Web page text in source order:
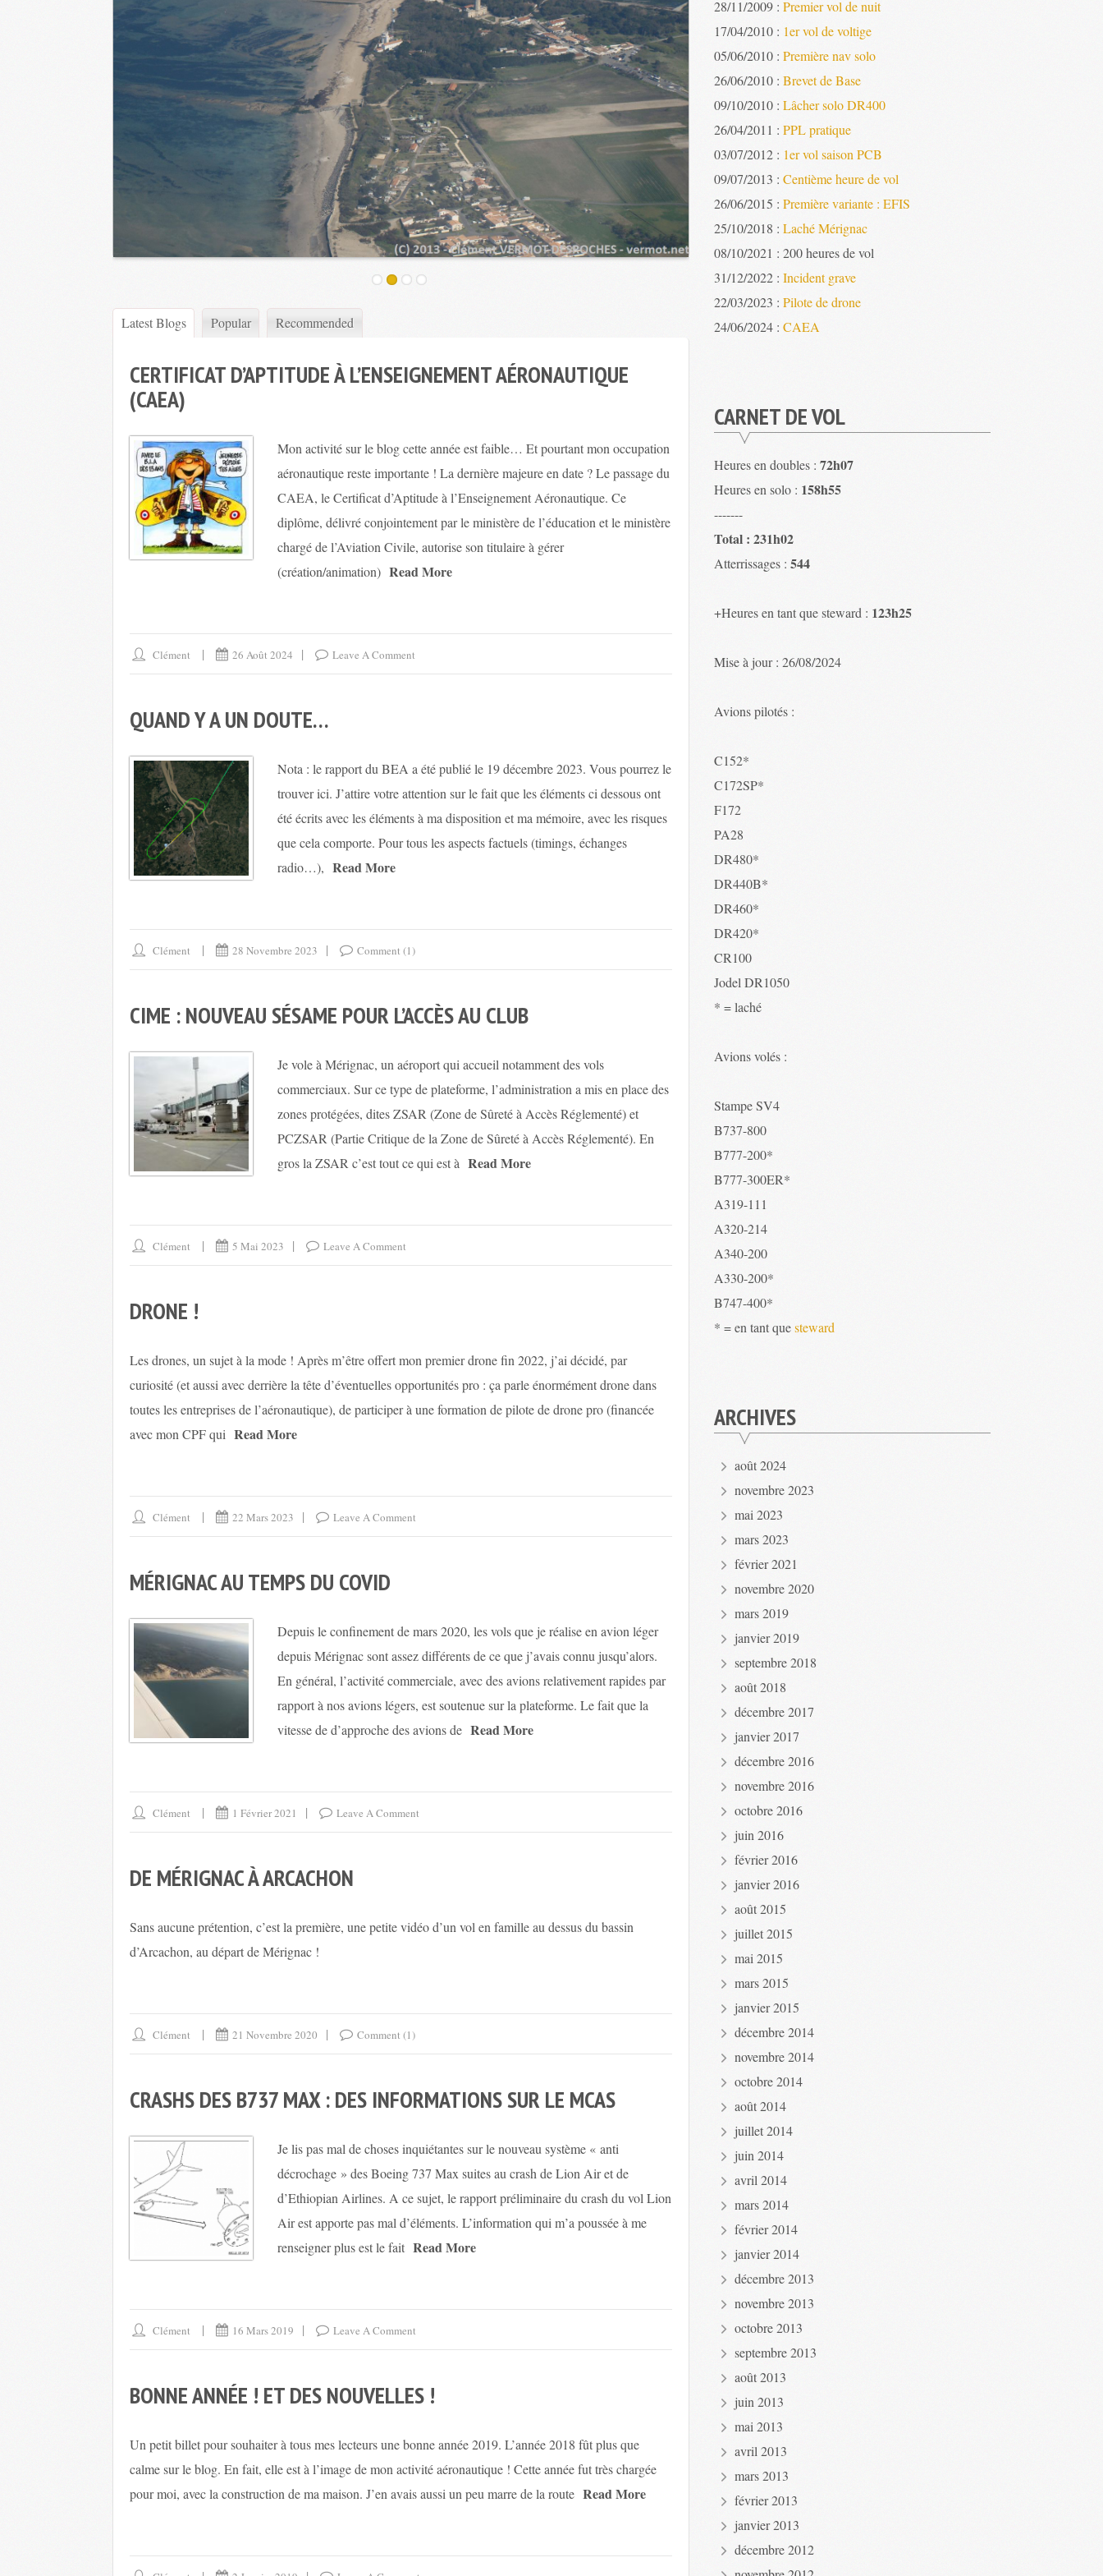
Latest Blogs Popular Recommended
CERTIFICAT D’APTITUDE À L’ENSEIGNEMENT AÉRONAUTIQUE
(CAEA)
Mon activité sur le blog cette année est faible… Et pourtant mon occupation
aéronautique reste importante ! La dernière majeure en date ? Le passage du
CAEA, le Certificat d’Aptitude à l’Enseignement Aéronautique. Ce
diplôme, délivré conjointement par le ministère de l’éducation et le ministère
chargé de l’Aviation Civile, autorise son titulaire à gérer
(création/animation) Read More
Clément 26 Août 2024 Leave A Comment
QUAND Y A UN DOUTE…
Nota : le rapport du BEA a été publié le 19 décembre 2023. Vous pourrez le
trouver ici. J’attire votre attention sur le fait que les éléments ci dessous ont
été écrits avec les éléments à ma disposition et ma mémoire, avec les risques
que cela comporte. Pour tous les aspects factuels (timings, échanges
radio…), Read More
Clément 28 Novembre 2023 Comment (1)
CIME : NOUVEAU SÉSAME POUR L’ACCÈS AU CLUB
Je vole à Mérignac, un aéroport qui accueil notamment des vols
commerciaux. Sur ce type de plateforme, l’administration a mis en place des
zones protégées, dites ZSAR (Zone de Sûreté à Accès Réglementé) et
PCZSAR (Partie Critique de la Zone de Sûreté à Accès Réglementé). En
gros la ZSAR c’est tout ce qui est à Read More
Clément 5 Mai 2023 Leave A Comment
DRONE !
Les drones, un sujet à la mode ! Après m’être offert mon premier drone fin 2022, j’ai décidé, par
curiosité (et aussi avec derrière la tête d’éventuelles opportunités pro : ça parle énormément drone dans
toutes les entreprises de l’aéronautique), de participer à une formation de pilote de drone pro (financée
avec mon CPF qui Read More
Clément 22 Mars 2023 Leave A Comment
MÉRIGNAC AU TEMPS DU COVID
Depuis le confinement de mars 2020, les vols que je réalise en avion léger
depuis Mérignac sont assez différents de ce que j’avais connu jusqu’alors.
En général, l’activité commerciale, avec des avions relativement rapides par
rapport à nos avions légers, est soutenue sur la plateforme. Le fait que la
vitesse de d’approche des avions de Read More
Clément 1 Février 2021 Leave A Comment
DE MÉRIGNAC À ARCACHON
Sans aucune prétention, c’est la première, une petite vidéo d’un vol en famille au dessus du bassin
d’Arcachon, au départ de Mérignac !
Clément 21 Novembre 2020 Comment (1)
CRASHS DES B737 MAX : DES INFORMATIONS SUR LE MCAS
Je lis pas mal de choses inquiétantes sur le nouveau système « anti
décrochage » des Boeing 737 Max suites au crash de Lion Air et de
d’Ethiopian Airlines. A ce sujet, le rapport préliminaire du crash du vol Lion
Air est apporte pas mal d’éléments. L’information qui m’a poussée à me
renseigner plus est le fait Read More
Clément 16 Mars 2019 Leave A Comment
BONNE ANNÉE ! ET DES NOUVELLES !
Un petit billet pour souhaiter à tous mes lecteurs une bonne année 2019. L’année 2018 fût plus que
calme sur le blog. En fait, elle est à l’image de mon activité aéronautique ! Cette année fut très chargée
pour moi, avec la construction de ma maison. J’en avais aussi un peu marre de la route Read More
28/11/2009 :Premier vol de nuit
17/04/2010 : 1er vol de voltige
05/06/2010 :Première nav solo
26/06/2010 :Brevet de Base
09/10/2010 :Lâcher solo DR400
26/04/2011 :PPL pratique
03/07/2012 : 1er vol saison PCB
09/07/2013 :Centième heure de vol
26/06/2015 :Première variante : EFIS
25/10/2018 :Laché Mérignac
08/10/2021 : 200 heures de vol
31/12/2022 :Incident grave
22/03/2023 :Pilote de drone
24/06/2024 :CAEA
CARNET DE VOL
Heures en doubles :72h07
Heures en solo : 158h55
-------
Total : 231h02
Atterrissages :544
+Heures en tant que steward : 123h25
Mise à jour : 26/08/2024
Avions pilotés :
C152*
C172SP*
F172
PA28
DR480*
DR440B*
DR460*
DR420*
CR100
Jodel DR1050
* = laché
Avions volés :
Stampe SV4
B737-800
B777-200*
B777-300ER*
A319-111
A320-214
A340-200
A330-200*
B747-400*
* = en tant questeward
ARCHIVES
août 2024
novembre 2023
mai 2023
mars 2023
février 2021
novembre 2020
mars 2019
janvier 2019
septembre 2018
août 2018
décembre 2017
janvier 2017
décembre 2016
novembre 2016
octobre 2016
juin 2016
février 2016
janvier 2016
août 2015
juillet 2015
mai 2015
mars 2015
janvier 2015
décembre 2014
novembre 2014
octobre 2014
août 2014
juillet 2014
juin 2014
avril 2014
mars 2014
février 2014
janvier 2014
décembre 2013
novembre 2013
octobre 2013
septembre 2013
août 2013
juin 2013
mai 2013
avril 2013
mars 2013
février 2013
janvier 2013
décembre 2012